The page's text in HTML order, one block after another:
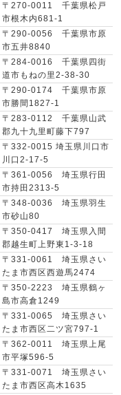
〒270-0011 千葉県松戸
市根木内681-1
〒290-0056 千葉県市原
市五井8840
〒284-0016 千葉県四街
道市もねの里2-38-30
〒290-0174 千葉県市原
市勝間1827-1
〒283-0112 千葉県山武
郡九十九里町藤下797
〒332-0015 埼玉県川口市
川口2-17-5
〒361-0056 埼玉県行田
市持田2313-5
〒348-0036 埼玉県羽生
市砂山80
〒350-0417 埼玉県入間
郡越生町上野東1-3-18
〒331-0061 埼玉県さい
たま市西区西遊馬2474
〒350-2223 埼玉県鶴ヶ
島市高倉1249
〒331-0065 埼玉県さい
たま市西区二ツ宮797-1
〒362-0011 埼玉県上尾
市平塚596-5
〒331-0071 埼玉県さい
たま市西区高木1635